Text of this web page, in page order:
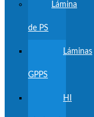
Lámina
de PS
Láminas
GPPS
HI